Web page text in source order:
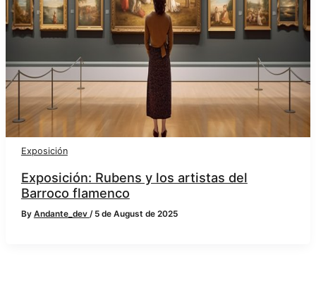
Exposición
Exposición: Rubens y los artistas del
Barroco flamenco
By Andante_dev / 5 de August de 2025